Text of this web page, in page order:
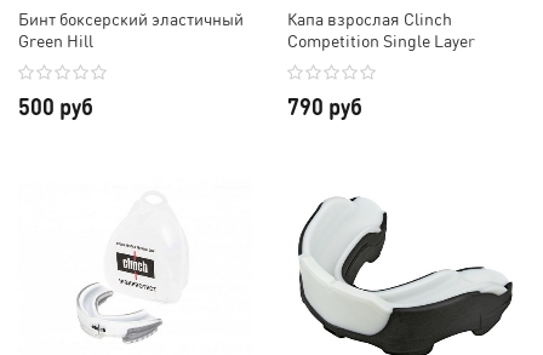
Бинт боксерский эластичный
Green Hill
500 руб
Капа взрослая Clinch
Competition Single Layer
Mouthguard
790 руб